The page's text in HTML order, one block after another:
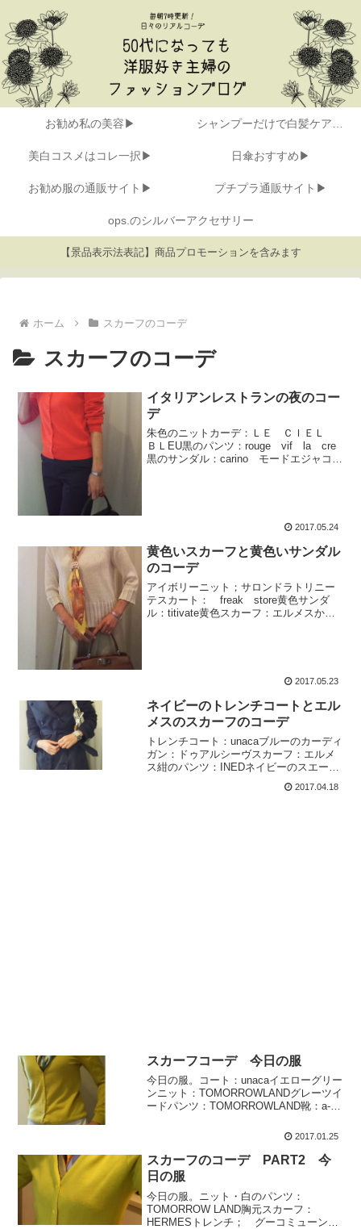
お勧め私の美容▶ シャンプーだけで白髪ケア▶
美白コスメはコレ一択▶ 日傘おすすめ▶
お勧め服の通販サイト▶ プチプラ通販サイト▶
ops.のシルバーアクセサリー
【景品表示法表記】商品プロモーションを含みます
ホーム スカーフのコーデ
スカーフのコーデ
イタリアンレストランの夜のコー
デ
朱色のニットカーデ：ＬＥ ＣＩＥＬ
ＢＬEU黒のパンツ：rouge vif la cre
黒のサンダル：carino モードエジャコモ
2017.05.24
黄色いスカーフと黄色いサンダル
のコーデ
アイボリーニット；サロンドラトリニー
テスカート： freak store黄色サンダ
ル：titivate黄色スカーフ：エルメスかば
2017.05.23
ネイビーのトレンチコートとエル
メスのスカーフのコーデ
トレンチコート：unacaブルーのカーディ
ガン：ドゥアルシーヴスカーフ：エルメ
ス紺のパンツ：INEDネイビーのスエード
パンプス：；MEDAネイビーのスエード
パンプス、大活躍！この色がこんなに便
2017.04.18
スカーフコーデ 今日の服
今日の服。コート：unacaイエローグリー
ンニット：TOMORROWLANDグレーツイ
ードパンツ：TOMORROWLAND靴：a-
ファーマフラー：丸井で購入スカーフ：
2017.01.25
スカーフのコーデ PART2 今
日の服
今日の服。ニット・白のパンツ：
TOMORROW LAND胸元スカーフ：
HERMESトレンチ； グーコミューンパ